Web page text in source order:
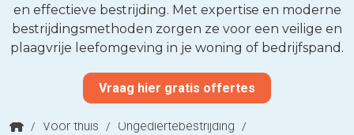
en effectieve bestrijding. Met expertise en moderne
bestrijdingsmethoden zorgen ze voor een veilige en
plaagvrije leefomgeving in je woning of bedrijfspand.
Vraag hier gratis offertes
/ Voor thuis / Ongediertebestrijding /